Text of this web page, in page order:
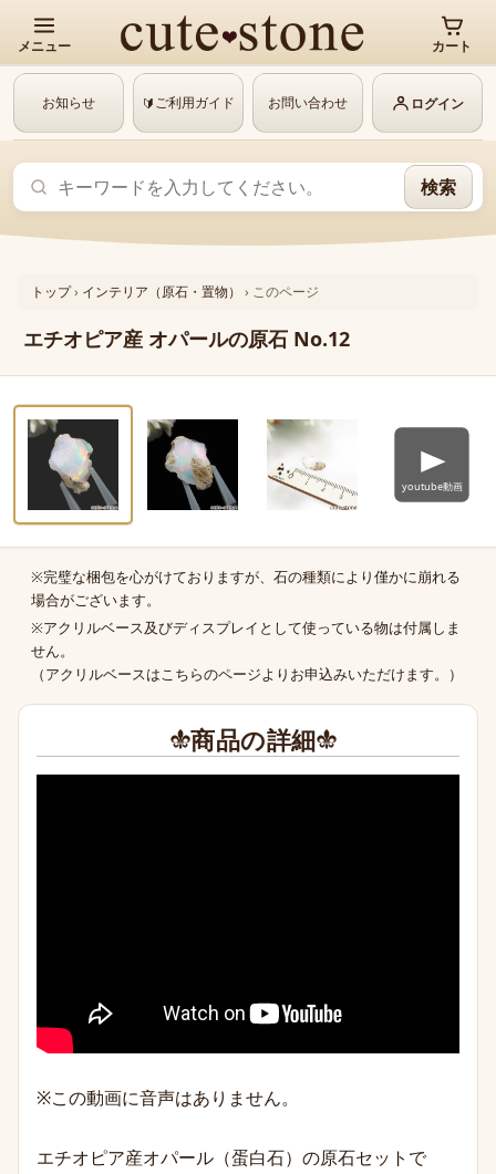
メニュー カート
お知らせ 🔰ご利用ガイド お問い合わせ ログイン
検索
トップ› インテリア（原石・置物） › このページ
エチオピア産 オパールの原石 No.12
‹
動画あり
商品の補足
※完璧な梱包を心がけておりますが、石の種類により僅かに崩れる
場合がございます。
※アクリルベース及びディスプレイとして使っている物は付属しま
せん。
（アクリルベースはこちらのページより お申込みいただけます。）
商品の詳細
※この動画に音声はありません。
エチオピア産オパール（蛋白石）の原石セットで